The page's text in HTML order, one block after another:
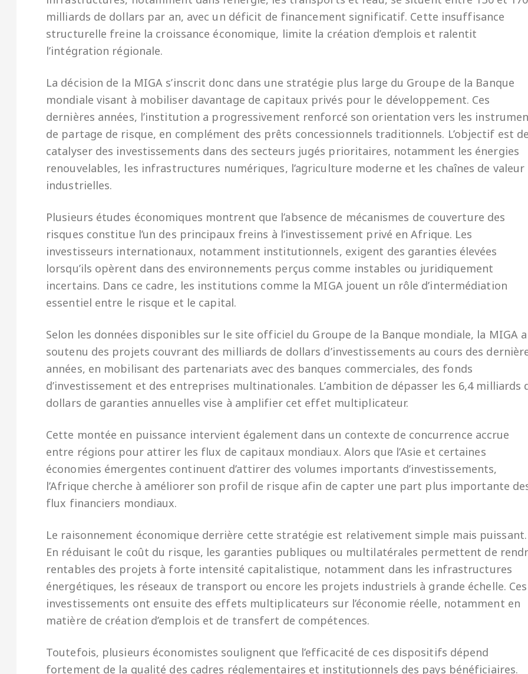
milliards de dollars par an, avec un déficit de financement significatif. Cette insuffisance
structurelle freine la croissance économique, limite la création d’emplois et ralentit
l’intégration régionale.
La décision de la MIGA s’inscrit donc dans une stratégie plus large du Groupe de la Banque
mondiale visant à mobiliser davantage de capitaux privés pour le développement. Ces
dernières années, l’institution a progressivement renforcé son orientation vers les
de partage de risque, en complément des prêts concessionnels traditionnels. L’objectif est
catalyser des investissements dans des secteurs jugés prioritaires, notamment les énergies
renouvelables, les infrastructures numériques, l’agriculture moderne et les chaînes de valeur
industrielles.
Plusieurs études économiques montrent que l’absence de mécanismes de couverture des
risques constitue l’un des principaux freins à l’investissement privé en Afrique. Les
investisseurs internationaux, notamment institutionnels, exigent des garanties élevées
lorsqu’ils opèrent dans des environnements perçus comme instables ou juridiquement
incertains. Dans ce cadre, les institutions comme la MIGA jouent un rôle d’intermédiation
essentiel entre le risque et le capital.
Selon les données disponibles sur le site officiel du Groupe de la Banque mondiale, la MIGA a
soutenu des projets couvrant des milliards de dollars d’investissements au cours des
années, en mobilisant des partenariats avec des banques commerciales, des fonds
d’investissement et des entreprises multinationales. L’ambition de dépasser les 6,4 milliards
dollars de garanties annuelles vise à amplifier cet effet multiplicateur.
Cette montée en puissance intervient également dans un contexte de concurrence accrue
entre régions pour attirer les flux de capitaux mondiaux. Alors que l’Asie et certaines
économies émergentes continuent d’attirer des volumes importants d’investissements,
l’Afrique cherche à améliorer son profil de risque afin de capter une part plus importante
flux financiers mondiaux.
Le raisonnement économique derrière cette stratégie est relativement simple mais puissant.
En réduisant le coût du risque, les garanties publiques ou multilatérales permettent de
rentables des projets à forte intensité capitalistique, notamment dans les infrastructures
énergétiques, les réseaux de transport ou encore les projets industriels à grande échelle. Ces
investissements ont ensuite des effets multiplicateurs sur l’économie réelle, notamment en
matière de création d’emplois et de transfert de compétences.
Toutefois, plusieurs économistes soulignent que l’efficacité de ces dispositifs dépend
fortement de la qualité des cadres réglementaires et institutionnels des pays bénéficiaires.